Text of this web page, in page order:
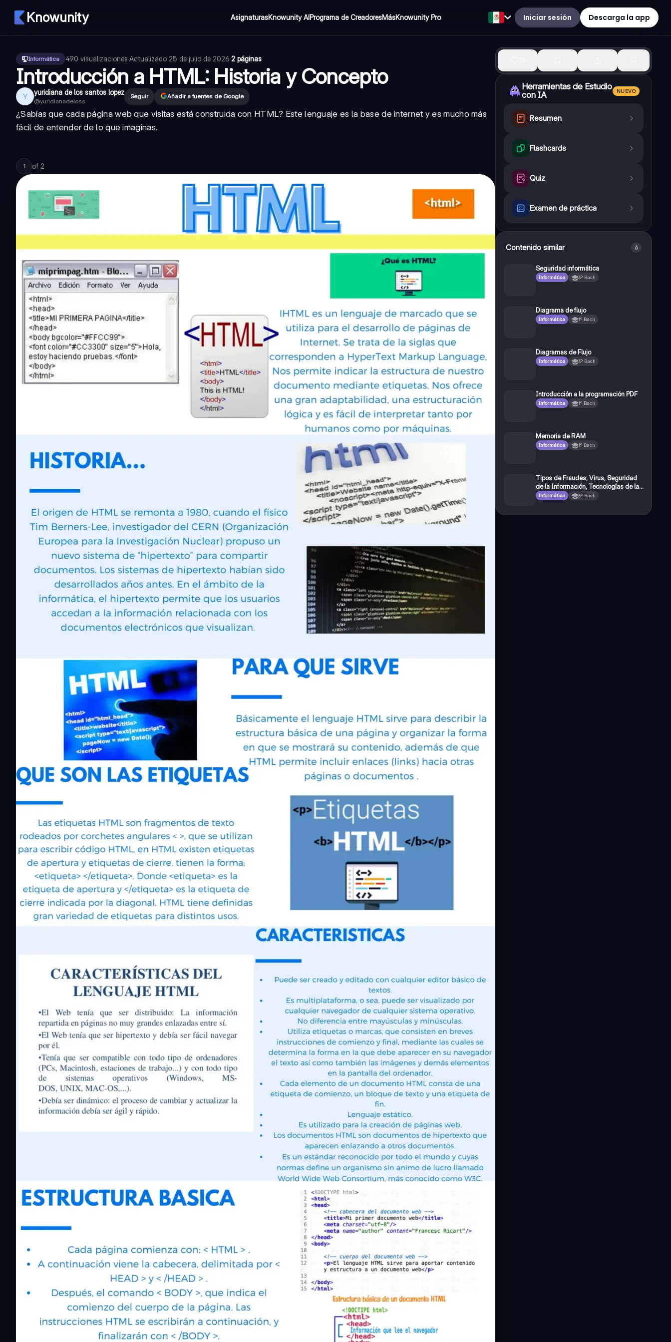
Knowunity AsignaturasKnowunity AIPrograma de CreadoresMásKnowunity Pro Iniciar sesión Descarga la app
Informática 490 visualizaciones·Actualizado 25 de julio de 2026·2 páginas
Introducción a HTML: Historia y Concepto
Y yuridiana de los santos lopez
@yuridianadeloss
Seguir Añadir a fuentes de Google
¿Sabías que cada página web que visitas está construida con HTML? Este lenguaje es la base de internet y es mucho más
fácil de entender de lo que imaginas.
1 of 2
Herramientas de Estudio
con IA
NUEVO
Resumen
Flashcards
Quiz
Examen de práctica
Contenido similar 6
Seguridad informática
Informática 3º Bach
Diagrama de flujo
Informática 1º Bach
Diagramas de Flujo
Informática 3º Bach
Introducción a la programación PDF
Informática 1º Bach
Memoria de RAM
Informática 1º Bach
Tipos de Fraudes, Virus, Seguridad
de la Información, Tecnologías de la
Información (TIC'S).
Informática 3º Bach